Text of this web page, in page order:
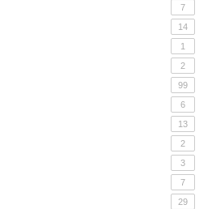
7
14
1
2
99
6
13
2
3
7
29